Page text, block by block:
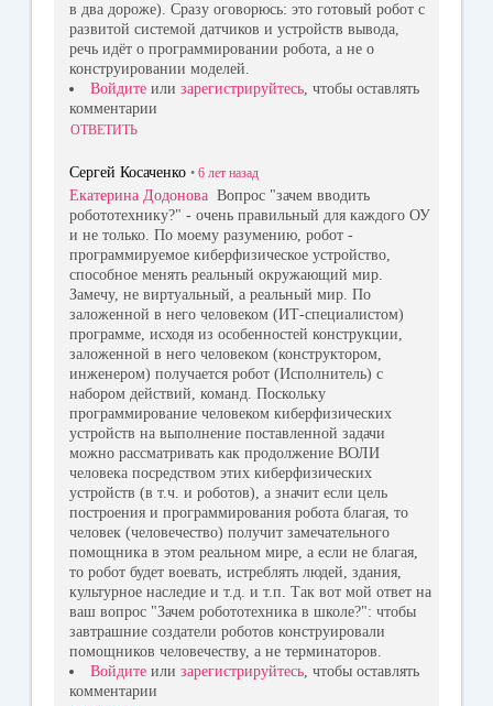
в два дороже). Сразу оговорюсь: это готовый робот с
развитой системой датчиков и устройств вывода,
речь идёт о программировании робота, а не о
конструировании моделей.
Войдите или зарегистрируйтесь, чтобы оставлять
комментарии
ОТВЕТИТЬ
Сергей Косаченко • 6 лет назад
Екатерина Додонова Вопрос "зачем вводить
робототехнику?" - очень правильный для каждого ОУ
и не только. По моему разумению, робот -
программируемое киберфизическое устройство,
способное менять реальный окружающий мир.
Замечу, не виртуальный, а реальный мир. По
заложенной в него человеком (ИТ-специалистом)
программе, исходя из особенностей конструкции,
заложенной в него человеком (конструктором,
инженером) получается робот (Исполнитель) с
набором действий, команд. Поскольку
программирование человеком киберфизических
устройств на выполнение поставленной задачи
можно рассматривать как продолжение ВОЛИ
человека посредством этих киберфизических
устройств (в т.ч. и роботов), а значит если цель
построения и программирования робота благая, то
человек (человечество) получит замечательного
помощника в этом реальном мире, а если не благая,
то робот будет воевать, истреблять людей, здания,
культурное наследие и т.д. и т.п. Так вот мой ответ на
ваш вопрос "Зачем робототехника в школе?": чтобы
завтрашние создатели роботов конструировали
помощников человечеству, а не терминаторов.
Войдите или зарегистрируйтесь , чтобы оставлять
комментарии